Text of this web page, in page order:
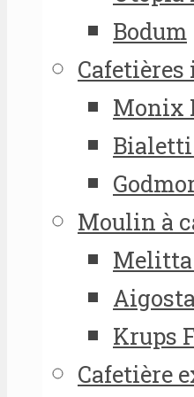
Bodum
Monix
Moulin à
Melitta
Krups
Cafetière